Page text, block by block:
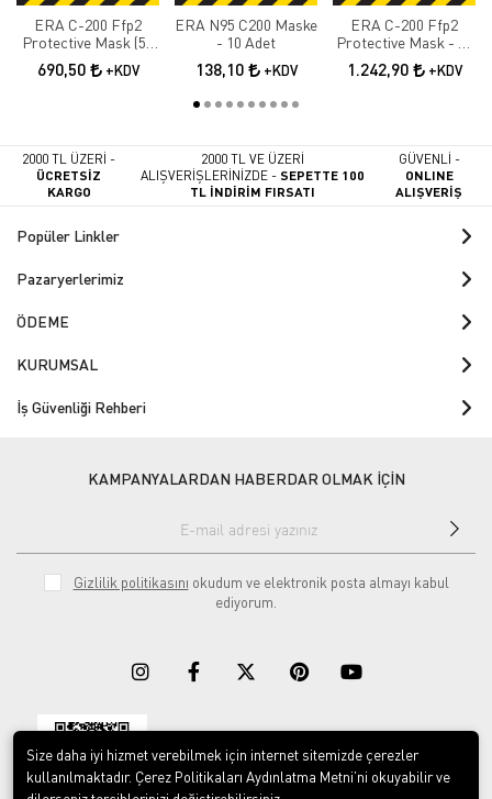
ERA C-200 Ffp2
Protective Mask (50
Adet)
690,50 +KDV
ERA N95 C200 Maske
- 10 Adet
138,10 +KDV
ERA C-200 Ffp2
Protective Mask - 90
Adet
1.242,90 +KDV
2000 TL ÜZERİ -
ÜCRETSİZ
KARGO
2000 TL VE ÜZERİ
ALIŞVERİŞLERİNİZDE -SEPETTE 100
TL İNDİRİM FIRSATI
GÜVENLİ -
ONLINE
ALIŞVERİŞ
Popüler Linkler
Pazaryerlerimiz
ÖDEME
KURUMSAL
İş Güvenliği Rehberi
KAMPANYALARDAN HABERDAR OLMAK İÇİN
Gizlilik politikasını okudum ve elektronik posta almayı kabul
ediyorum.
Download on the
App Store
Download on
Google play
Size daha iyi hizmet verebilmek için internet sitemizde çerezler
kullanılmaktadır. Çerez Politikaları Aydınlatma Metni’ni okuyabilir ve